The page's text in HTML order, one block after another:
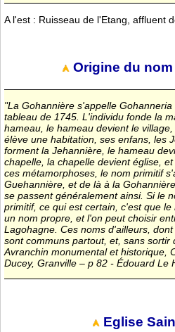
A l'est : Ruisseau de l'Etang, affluent
Origine du
"La Gohannière s'appelle
tableau de 1745. L'individu fonde la
hameau, le hameau devient le
élève une habitation, ses enfans, les
forment la Jehannière, le hameau
chapelle, la chapelle devient église,
ces métamorphoses, le nom primitif
Guehannière, et de là à la
se passent généralement ainsi. Si le
primitif, ce qui est certain, c'est que
un nom propre, et l'on peut choisir
Lagohagne. Ces noms d'ailleurs,
sont communs partout, et, sans sortir
Avranchin monumental et historique,
Ducey, Granville – p 82 - Édouard Le
Eglise